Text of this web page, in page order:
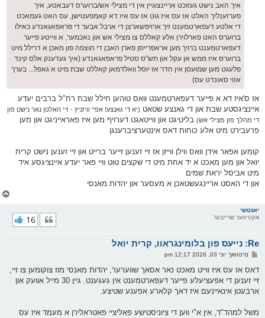
איך האב נישט געזוכט אריינצוגיין אין די מצילי אש/ברוערס דעבאטע, איך
פערזענליך האלט אז עס איז גוט אז עס איז דא קאמפעטישן, עס האט געמאכט
די אלטע דעפארטמענט זיך ארויפשארצן די ארבל אבער די פראפאגאנדע כאילו
ברוערס האט פארלוירן אלע קאללס צו מצילי אש און נאכמער, א ווייטע פייער
דעפארטמענט ברויך מען אראפרייסן פארן האבן די חוצפה פון מאכן א דרילל מיט
ברוערס איז ממש אן עקל און תש"ס סטיל פראפאגאנדע (איך געדענק אלס קינד
פלעגט מען שמועסן אין חדר אז יוסל וואלדמאן קאללט שבת מיט א גאפל... בערך
אזוי סאונדט עס)
אז ס'איז דא א פייער דעפארטמענט וואס טוהען חילל שבת רח"ל ברבים יעדע
איינציגסטע שבת און די גאנצע שטאט (יא די גאנצע! אפי' וויזניץ - זיי האלטן נאר נישט פון
די מהלך פון מצילי אש) בליטיגט און ווייטאגט דערויף מען איז פאראייניגט און מען
פרעבירט מיט אלע כוחות דאס אינטערציברענגן
קומען אפאר אידן וואס ווילן ווייזן אז זיי זענען זייער ברייט און זיי זענען נישט קרית
יואל און מען מאכט א יד אחת מיט די שקצים טוט וויי פאר יעדע איינציגסע איד
מיט אביסל יראת שמים
און די האסט אריינגעשטאכן א מעסער און יהדות מאנסי
יאנטשי
אקטיווער שרייבער
Re: נייעס פון בלומינגראוו, קרית יואל
16
פ
ו
ט
מיטוואך יוני 03, 2026 12:17 pm
דאס אז עס איז ווייט מאכט נאר אסאך שווערער, יהדות מאנסי מוז צוקומען צו זיי,
זיי זענען די אפעציעלע פייער דעפארטמענט אין געגענט. גיין 30 מייל אוועק און
ארבעטן אינאיינעם איז דאך קלארע אפענע שטיצע.
משל למהד"ד, אין א"י ווען די ציוניסטישע פאליציי פאטראלירן א מעמד איז עס